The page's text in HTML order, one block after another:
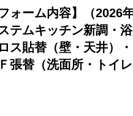
フォーム内容】（2026
テムキッチン新調・
ス貼替（壁・天井）
Ｆ張替（洗面所・トイ